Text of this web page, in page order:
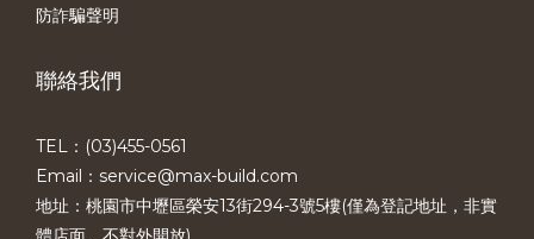
防詐騙聲明
聯絡我們
TEL：(03)455-0561​
Email：service@max-build.com
地址：桃園市中壢區榮安13街294-3號5樓(僅為登記地址，非實